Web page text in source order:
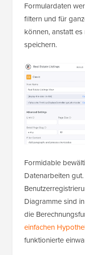
Formulardaten
filtern und für
können, anstatt
speichern.
Formidable
Datenarbeiten
Diagramme sind
die
einfachen
funktionierte